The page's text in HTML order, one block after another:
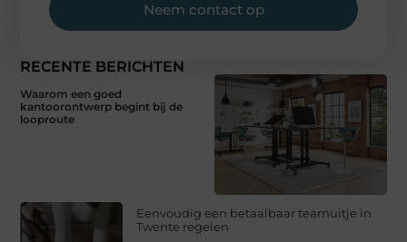
RECENTE BERICHTEN
Waarom een goed
kantoorontwerp begint bij de
looproute
Eenvoudig een betaalbaar teamuitje in
Twente regelen
Neem contact op